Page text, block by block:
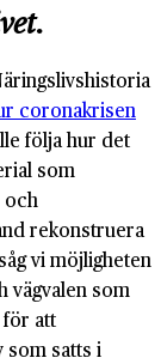
coronakrisen
följa hur det
som
och
rekonstruera
vi möjligheten
vägvalen som
att
som satts i